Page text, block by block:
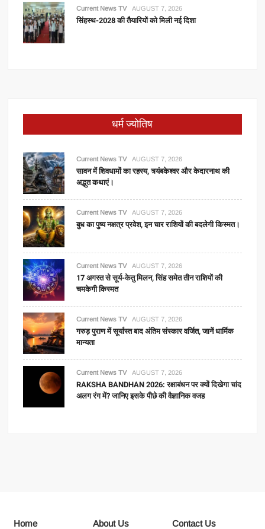
Current News TV AUGUST 7, 2026
सिंहस्थ-2028 की तैयारियों को मिली नई दिशा
धर्म ज्योतिष
Current News TV AUGUST 7, 2026
सावन में शिवधामों का रहस्य, त्र्यंबकेश्वर और केदारनाथ की
अद्भुत कथाएं।
Current News TV AUGUST 7, 2026
बुध का पुष्य नक्षत्र प्रवेश, इन चार राशियों की बदलेगी किस्मत।
Current News TV AUGUST 7, 2026
17 अगस्त से सूर्य-केतु मिलन, सिंह समेत तीन राशियों की
चमकेगी किस्मत
Current News TV AUGUST 7, 2026
गरुड़ पुराण में सूर्यास्त बाद अंतिम संस्कार वर्जित, जानें धार्मिक
मान्यता
Current News TV AUGUST 7, 2026
RAKSHA BANDHAN 2026: रक्षाबंधन पर क्यों दिखेगा चांद
अलग रंग में? जानिए इसके पीछे की वैज्ञानिक वजह
Home About Us Contact Us